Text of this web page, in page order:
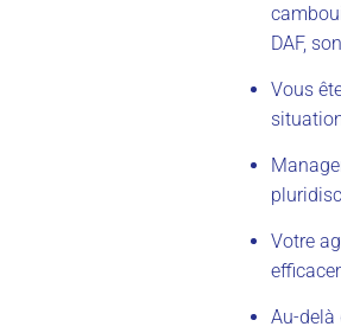
DAF,
Vous
Votre
Au-delà